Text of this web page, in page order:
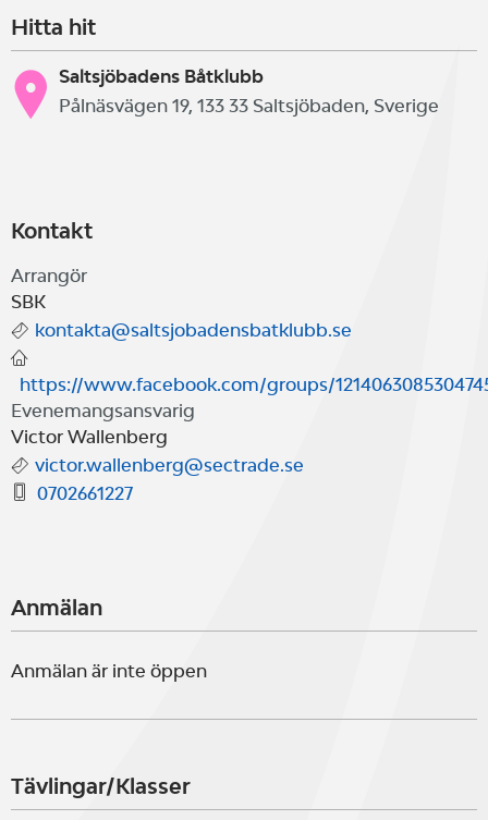
Hitta hit
Saltsjöbadens Båtklubb
Pålnäsvägen 19, 133 33 Saltsjöbaden, Sverige
Kontakt
Arrangör
SBK
kontakta@saltsjobadensbatklubb.se
https://www.facebook.com/groups/
Evenemangsansvarig
Victor Wallenberg
victor.wallenberg@sectrade.se
0702661227
Anmälan
Anmälan är inte öppen
Tävlingar/Klasser